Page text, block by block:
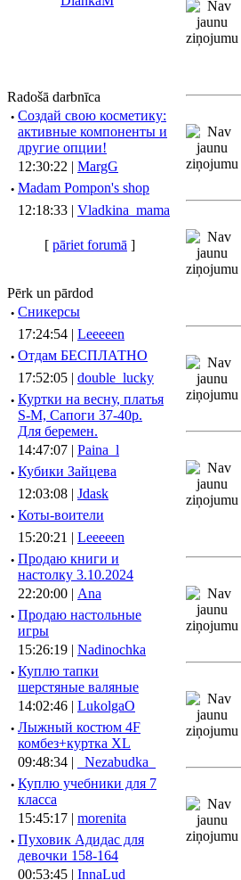
Radošā darbnīca
· Создай свою косметику:
активные компоненты и
другие опции!
12:30:22 | MargG
· Madam Pompon's shop
12:18:33 | Vladkina_mama
[ pāriet forumā ]
Pērk un pārdod
· Сникерсы
17:24:54 | Leeeeen
· Отдам БЕСПЛАТНО
17:52:05 | double_lucky
· Куртки на весну, платья
S-M, Сапоги 37-40р.
Для беремен.
14:47:07 | Paina_l
· Кубики Зайцева
12:03:08 | Jdask
· Коты-воители
15:20:21 | Leeeeen
· Продаю книги и
настолку 3.10.2024
22:20:00 | Ana
· Продаю настольные
игры
15:26:19 | Nadinochka
· Куплю тапки
шерстяные валяные
14:02:46 | LukolgaO
· Лыжный костюм 4F
комбез+куртка XL
09:48:34 |
_Nezabudka_
· Куплю учебники для 7
класса
15:45:17 | morenita
· Пуховик Адидас для
девочки 158-164
00:53:45 | InnaLud